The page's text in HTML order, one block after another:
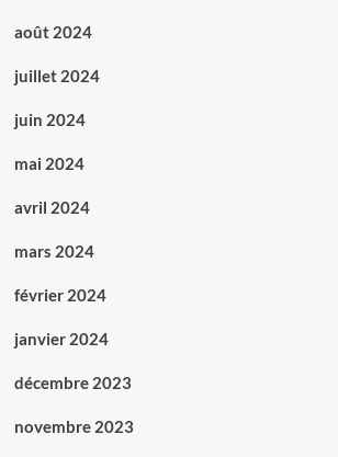
août 2024
juillet 2024
juin 2024
mai 2024
avril 2024
mars 2024
février 2024
janvier 2024
décembre 2023
novembre 2023